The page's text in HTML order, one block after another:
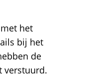
het
bij het
de
verstuurd.